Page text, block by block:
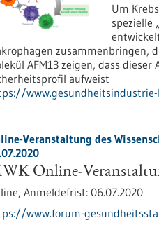
Um
spezielle
zusammenbringen,
AFM13 zeigen, dass
aufweist
Veranstaltung des
Online-
Anmeldefrist: 06.07.2020
www.forum-